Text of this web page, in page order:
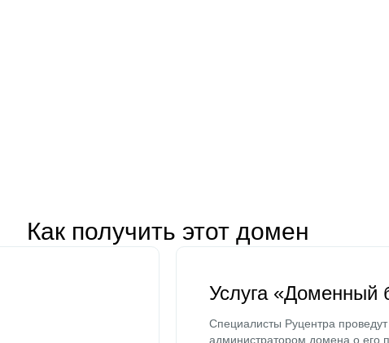
Как получить этот домен
Услуга «Доменный
Специалисты Руцентра
администратором домена о его